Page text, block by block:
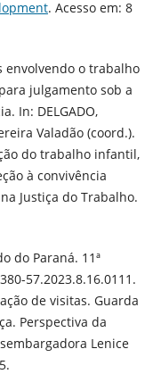
. Acesso em: 8
envolvendo o trabalho
julgamento sob a
In: DELGADO,
Valadão (coord.).
do trabalho infantil,
à convivência
Justiça do Trabalho.
do Paraná. 11ª
57.2023.8.16.0111.
de visitas. Guarda
Perspectiva da
Lenice